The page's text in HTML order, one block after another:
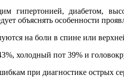
диабетом,
объяснять особенности
на боли в спине или
холодный пот 39% и
при диагностике острых